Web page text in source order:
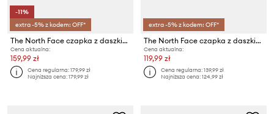
-11%
extra -5% z kodem: OFF*
The North Face czapka z daszkiem TRUCKER
Cena aktualna:
159,99 zł
Cena regularna:179,99 zł
Najniższa cena:179,99 zł
extra -5% z kodem: OFF*
The North Face czapka z daszkiem HORIZON
Cena aktualna:
119,99 zł
Cena regularna:139,99 zł
Najniższa cena:124,99 zł